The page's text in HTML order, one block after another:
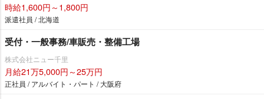
時給1,600円～1,800円
派遣社員 / 北海道
受付・一般事務/車販売・整備工場
株式会社ニュー千里
月給21万5,000円～25万円
正社員 / アルバイト・パート / 大阪府